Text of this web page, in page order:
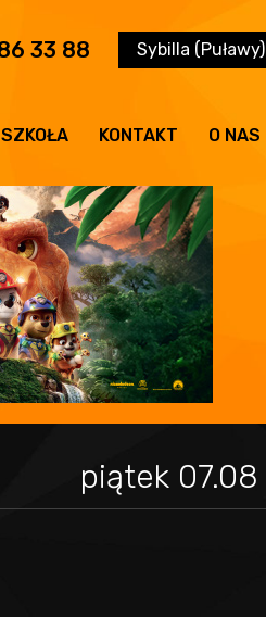
33 88 Sybilla (Puławy)
SZKOŁA KONTAKT O NAS
piątek 07.08